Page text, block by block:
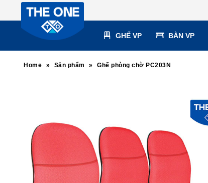
GHẾ VP BÀN VP
Home » Sản phẩm » Ghế phòng chờ PC203N